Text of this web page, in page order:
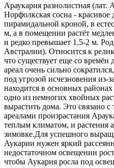
Араукария разнолистная (лат.
Норфолкская сосна - красивое
пирамидальной кроной, в
м, а в помещении растёт
и редко превышает 1,5-2 м.
Австралии). Относится к
что существует еще со
ареал очень сильно
под угрозой исчезновения из-
находится в основных
одно из немногих хвойных
вырастить дома. Это связано
ареалами произрастания
теплым климатом, и растения
зимовке.Для успешного
Аукарии нужен яркий
недостаточном освещении
чтобы Аукария росла под